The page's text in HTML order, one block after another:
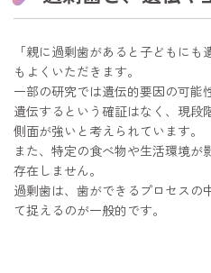
「親に過剰歯があると子どもに
もよくいただきます。
一部の研究では遺伝的要因の可能
遺伝するという確証はなく、現段
側面が強いと考えられています。
また、特定の食べ物や生活環境が
存在しません。
過剰歯は、歯ができるプロセスの
て捉えるのが一般的です。